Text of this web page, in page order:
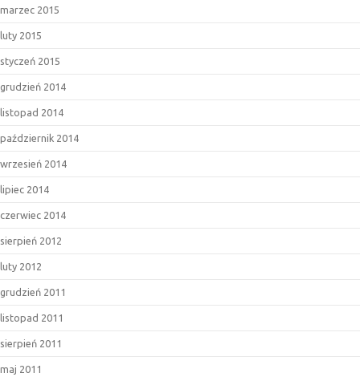
marzec 2015
luty 2015
styczeń 2015
grudzień 2014
listopad 2014
październik 2014
wrzesień 2014
lipiec 2014
czerwiec 2014
sierpień 2012
luty 2012
grudzień 2011
listopad 2011
sierpień 2011
maj 2011